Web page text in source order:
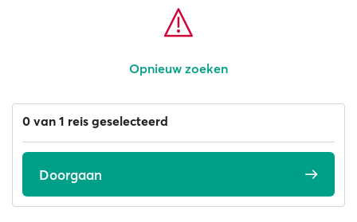
Opnieuw zoeken
0 van 1 reis geselecteerd
Doorgaan